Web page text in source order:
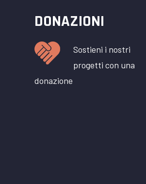
DONAZIONI
Sostieni i nostri
progetti con una
donazione